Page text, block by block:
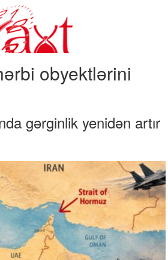
obyektlərini
gərginlik yenidən artır